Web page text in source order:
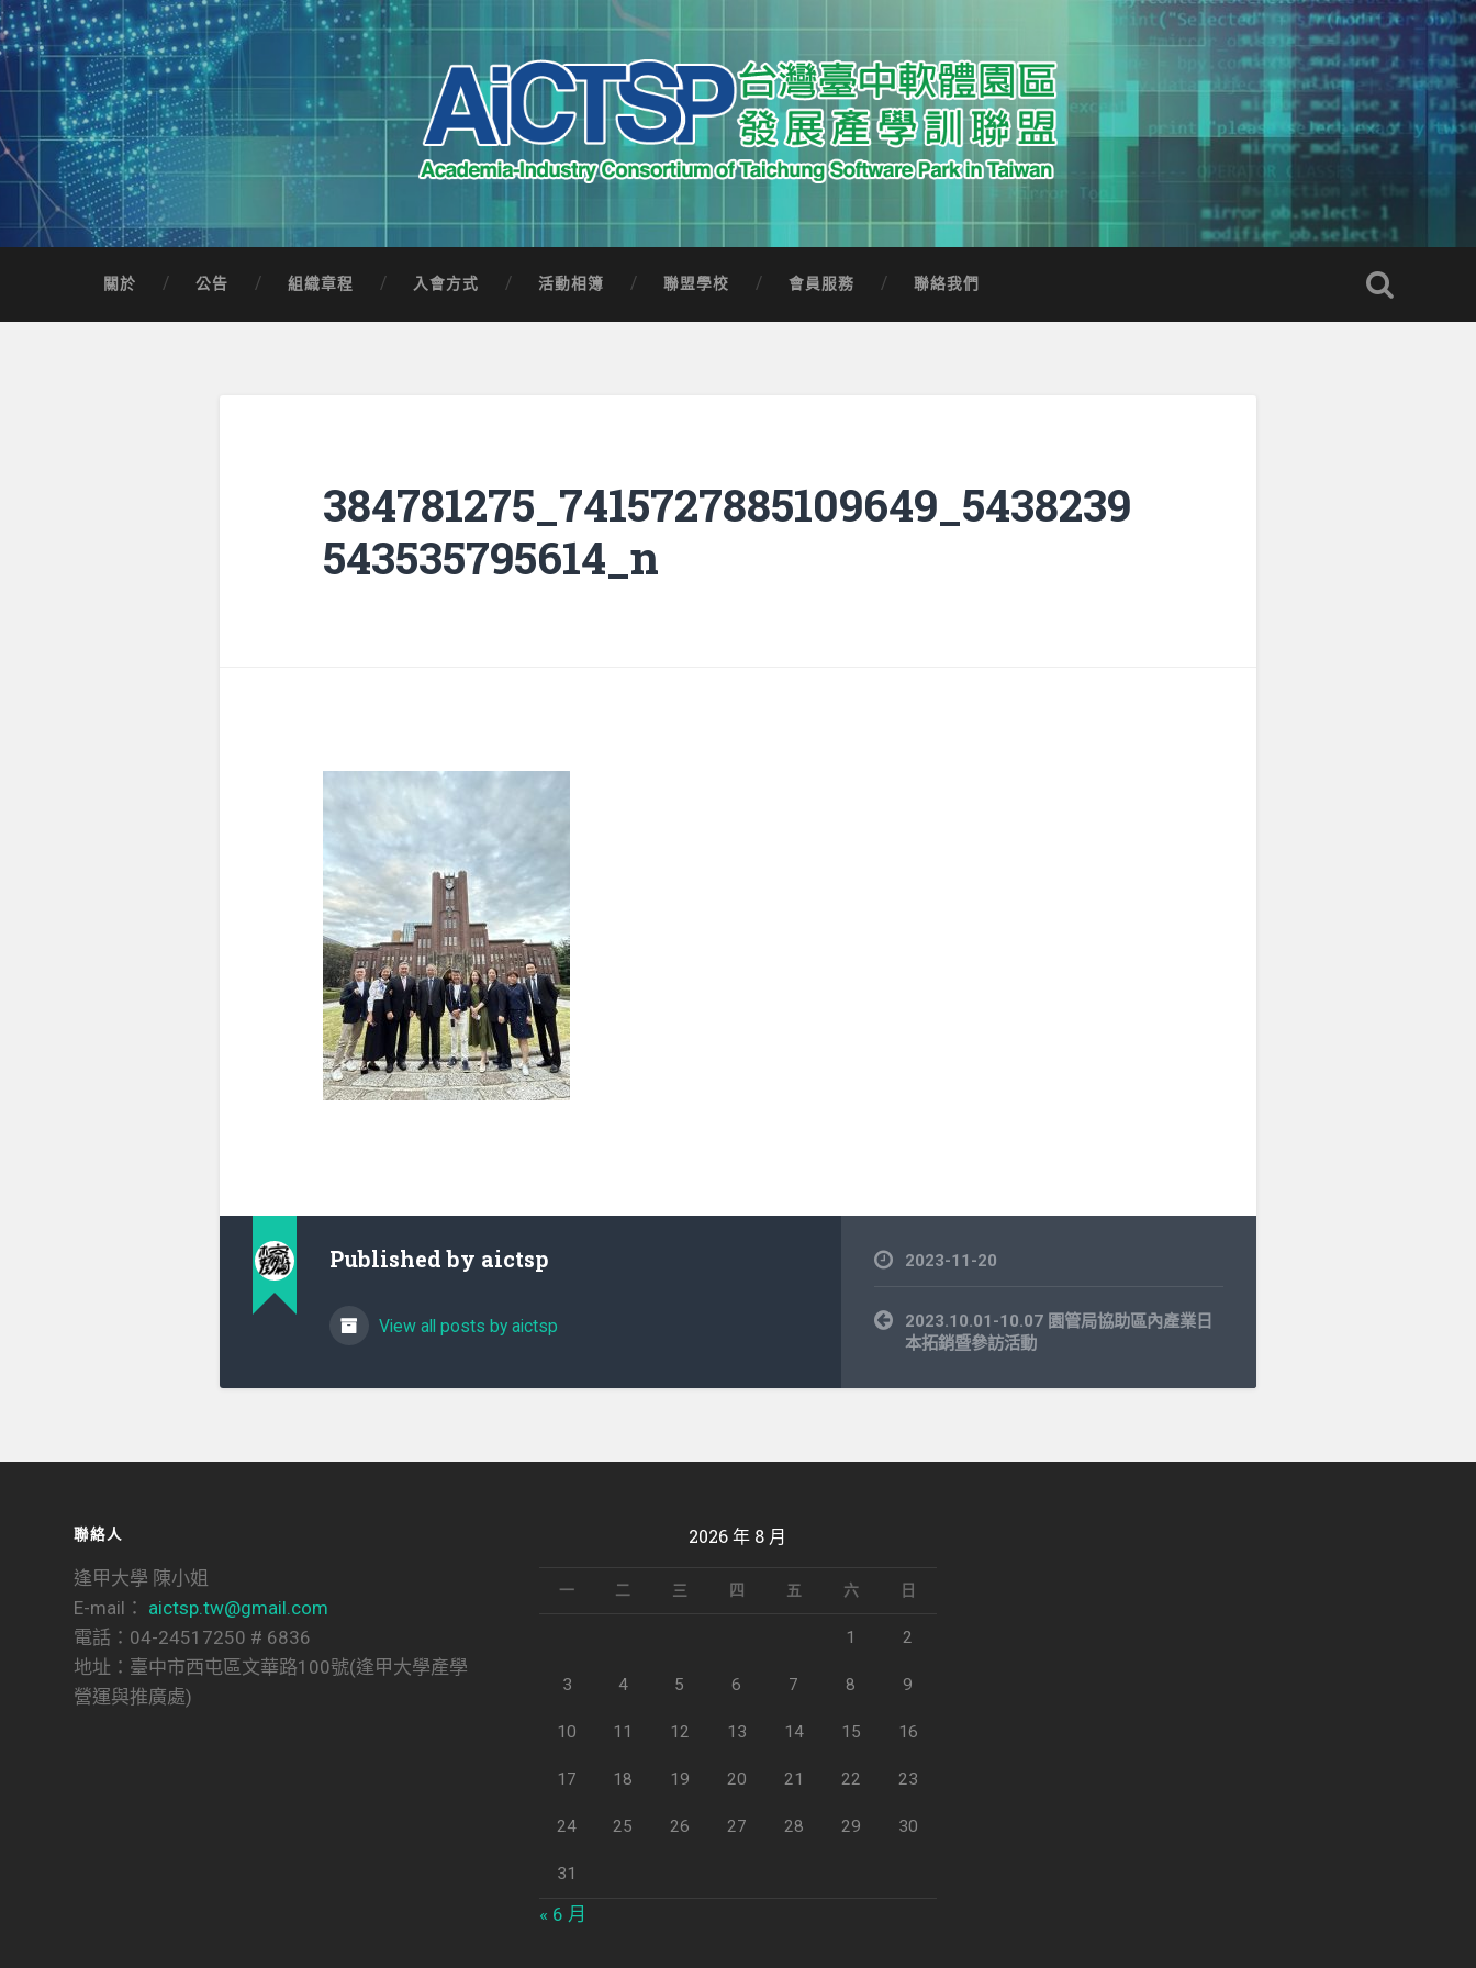
Skip
to
content
Search
AICTSP 台灣臺中軟體園區發展產學訓聯盟
Academia-Industry Consortium of Taichung Software Park in Taiwan
關於 公告 組織章程 入會方式 活動相簿 聯盟學校 會員服務 聯絡我們
384781275_7415727885109649_5438239
543535795614_n
Published by aictsp
View all posts by aictsp
2023-11-20
文
章
2023.10.01-10.07 園管局協助區內產業日
本拓銷暨參訪活動
聯絡人
逢甲大學 陳小姐
E-mail： aictsp.tw@gmail.com
電話：04-24517250 # 6836
地址：臺中市西屯區文華路100號(逢甲大學產學
營運與推廣處)
2026 年 8 月
一 二 三 四 五 六 日
1 2
3 4 5 6 7 8 9
10 11 12 13 14 15 16
17 18 19 20 21 22 23
24 25 26 27 28 29 30
31
« 6 月